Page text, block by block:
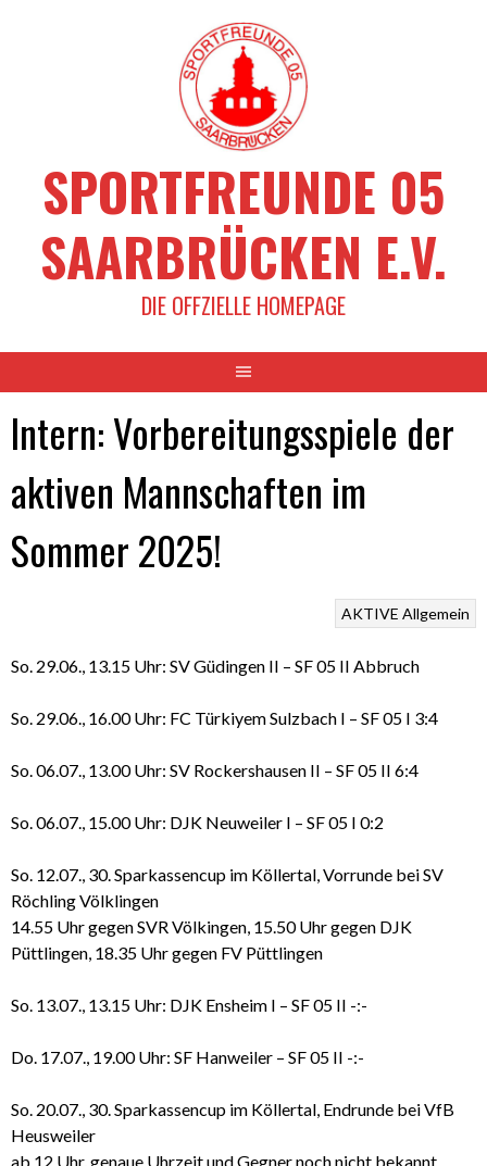
SPORTFREUNDE 05
SAARBRÜCKEN E.V.
DIE OFFZIELLE HOMEPAGE
Intern: Vorbereitungsspiele der
aktiven Mannschaften im
Sommer 2025!
AKTIVE Allgemein
So. 29.06., 13.15 Uhr: SV Güdingen II – SF 05 II Abbruch
So. 29.06., 16.00 Uhr: FC Türkiyem Sulzbach I – SF 05 I 3:4
So. 06.07., 13.00 Uhr: SV Rockershausen II – SF 05 II 6:4
So. 06.07., 15.00 Uhr: DJK Neuweiler I – SF 05 I 0:2
So. 12.07., 30. Sparkassencup im Köllertal, Vorrunde bei SV
Röchling Völklingen
14.55 Uhr gegen SVR Völkingen, 15.50 Uhr gegen DJK
Püttlingen, 18.35 Uhr gegen FV Püttlingen
So. 13.07., 13.15 Uhr: DJK Ensheim I – SF 05 II -:-
Do. 17.07., 19.00 Uhr: SF Hanweiler – SF 05 II -:-
So. 20.07., 30. Sparkassencup im Köllertal, Endrunde bei VfB
Heusweiler
ab 12 Uhr, genaue Uhrzeit und Gegner noch nicht bekannt